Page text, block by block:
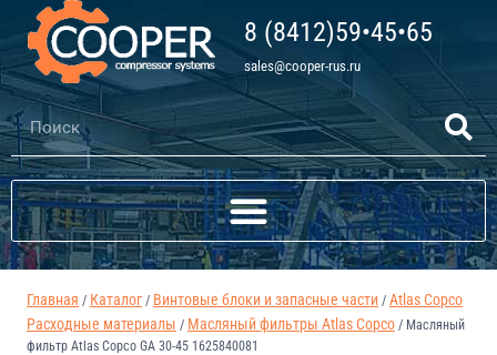
8 (8412)59•45•65
sales@cooper-rus.ru
Главная / Каталог / Винтовые блоки и запасные части / Atlas Copco
Расходные материалы / Масляный фильтры Atlas Copco / Масляный
фильтр Atlas Copco GA 30-45 1625840081